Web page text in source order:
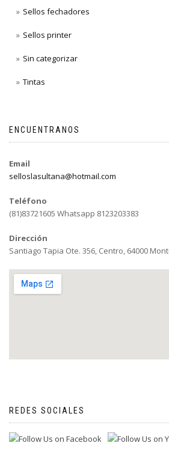
Sellos fechadores
Sellos printer
Sin categorizar
Tintas
ENCUENTRANOS
Email
selloslasultana@hotmail.com
Teléfono
(81)83721605 Whatsapp 8123203383
Dirección
Santiago Tapia Ote. 356, Centro, 64000
REDES SOCIALES